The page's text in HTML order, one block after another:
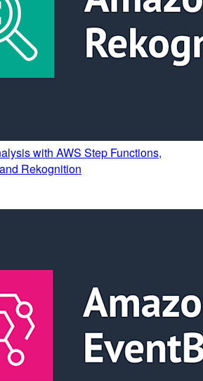
with AWS Step Functions,
Rekognition